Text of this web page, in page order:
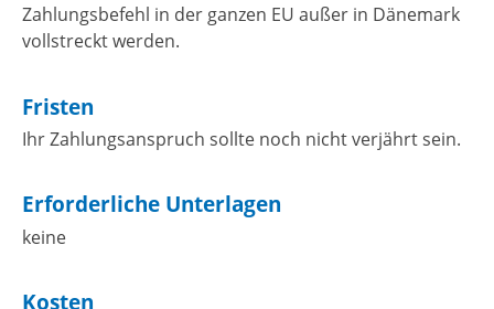
Zahlungsbefehl in der ganzen EU außer in Dänemark
vollstreckt werden.
Fristen
Ihr Zahlungsanspruch sollte noch nicht verjährt sein.
Erforderliche Unterlagen
keine
Kosten